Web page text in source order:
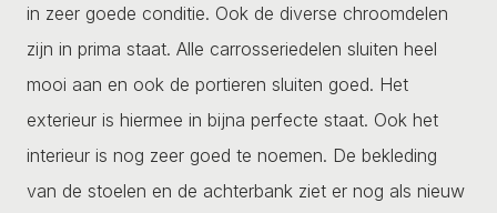
in zeer goede conditie. Ook de diverse chroomdelen
zijn in prima staat. Alle carrosseriedelen sluiten heel
mooi aan en ook de portieren sluiten goed. Het
exterieur is hiermee in bijna perfecte staat. Ook het
interieur is nog zeer goed te noemen. De bekleding
van de stoelen en de achterbank ziet er nog als nieuw